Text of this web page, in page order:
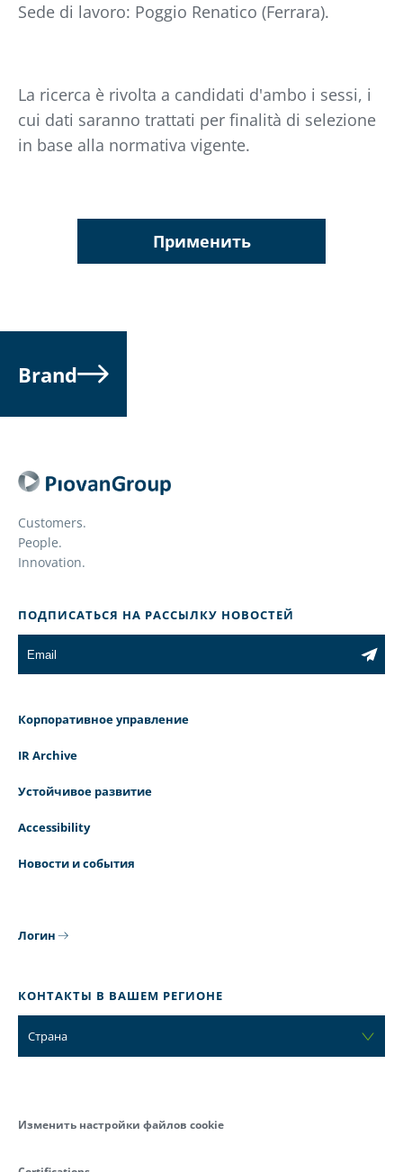
Sede di lavoro: Poggio Renatico (Ferrara).
La ricerca è rivolta a candidati d'ambo i sessi, i
cui dati saranno trattati per finalità di selezione
in base alla normativa vigente.
Применить
Brand
Customers.
People.
Innovation.
ПОДПИСАТЬСЯ НА РАССЫЛКУ НОВОСТЕЙ
Корпоративное управление
IR Archive
Устойчивое развитие
Accessibility
Новости и события
Логин
КОНТАКТЫ В ВАШЕМ РЕГИОНЕ
Страна
Изменить настройки файлов cookie